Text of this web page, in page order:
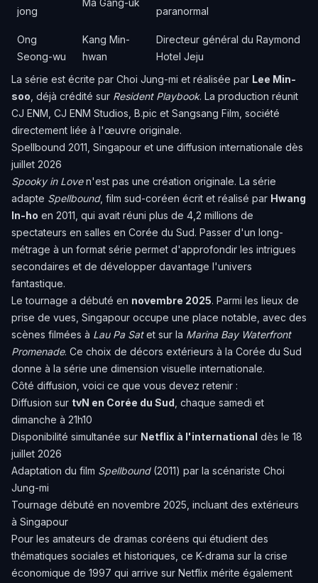
jong
Ma Gang-uk
paranormal
Ong
Seong-wu
Kang Min-
hwan
Directeur général du Raymond
Hotel Jeju
La série est écrite par Choi Jung-mi et réalisée par Lee Min-
soo , déjà crédité sur Resident Playbook. La production réunit
CJ ENM, CJ ENM Studios, B.pic et Sangsang Film, société
directement liée à l'œuvre originale.
Spellbound 2011, Singapour et une diffusion internationale dès
juillet 2026
Spooky in Loven'est pas une création originale. La série
adapte Spellbound, film sud-coréen écrit et réalisé par Hwang
In-ho en 2011, qui avait réuni plus de 4,2 millions de
spectateurs en salles en Corée du Sud. Passer d'un long-
métrage à un format série permet d'approfondir les intrigues
secondaires et de développer davantage l'univers
fantastique.
Le tournage a débuté en novembre 2025. Parmi les lieux de
prise de vues, Singapour occupe une place notable, avec des
scènes filmées à Lau Pa Satet sur la Marina Bay Waterfront
Promenade. Ce choix de décors extérieurs à la Corée du Sud
donne à la série une dimension visuelle internationale.
Côté diffusion, voici ce que vous devez retenir :
Diffusion sur tvN en Corée du Sud , chaque samedi et
dimanche à 21h10
Disponibilité simultanée sur Netflix à l'international dès le 18
juillet 2026
Adaptation du film Spellbound(2011) par la scénariste Choi
Jung-mi
Tournage débuté en novembre 2025, incluant des extérieurs
à Singapour
Pour les amateurs de dramas coréens qui étudient des
thématiques sociales et historiques, ce K-drama sur la crise
économique de 1997 qui arrive sur Netflix mérite également